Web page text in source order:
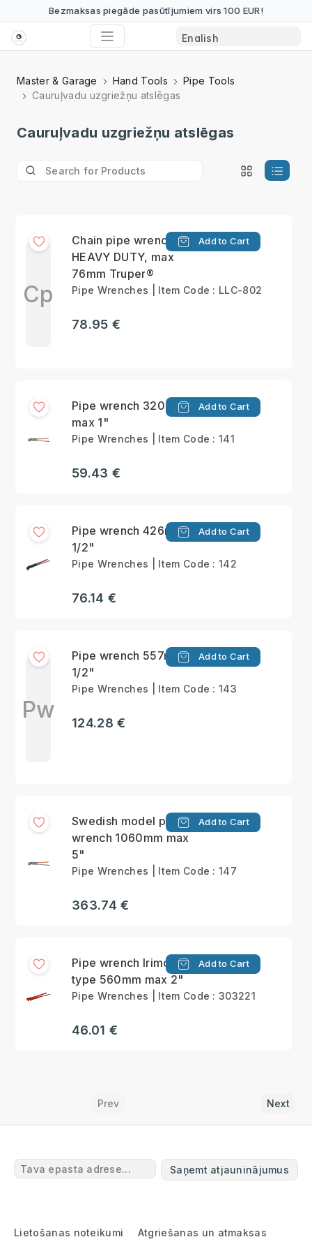
Bezmaksas piegāde pasūtījumiem virs 100 EUR!
Master & Garage Hand Tools
Pipe Tools
Cauruļvadu uzgriežņu atslēgas
Cauruļvadu uzgriežņu atslēgas
Cp
Chain pipe wrench
HEAVY DUTY, max
76mm Truper®
Add to Cart
Pipe Wrenches | Item Code : LLC-802
78.95 €
Pipe wrench 320mm
max 1"
Add to Cart
Pipe Wrenches | Item Code : 141
59.43 €
Pipe wrench 426mm 1
1/2"
Add to Cart
Pipe Wrenches | Item Code : 142
76.14 €
Pw
Pipe wrench 557mm 2
1/2"
Add to Cart
Pipe Wrenches | Item Code : 143
124.28 €
Swedish model pipe
wrench 1060mm max
5"
Add to Cart
Pipe Wrenches | Item Code : 147
363.74 €
Pipe wrench Irimo L-
type 560mm max 2"
Add to Cart
Pipe Wrenches | Item Code : 303221
46.01 €
Prev Next
Saņemt atjauninājumus
Lietošanas noteikumi
Atgriešanas un atmaksas